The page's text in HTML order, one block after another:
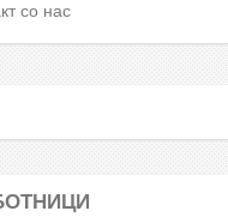
со нас